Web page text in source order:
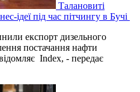
Талановиті
ідеї під час пітчингу в Бучі
експорт дизельного
постачання нафти
Index, - передає